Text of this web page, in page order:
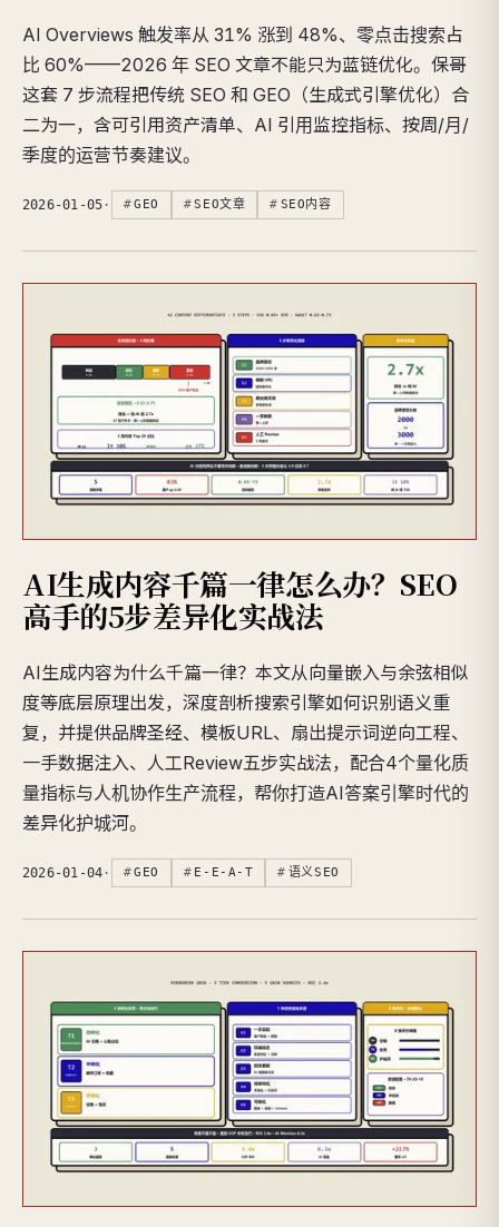
AI Overviews 触发率从 31% 涨到 48%、零点击搜索占
比 60%——2026 年 SEO 文章不能只为蓝链优化。保哥
这套 7 步流程把传统 SEO 和 GEO（生成式引擎优化）合
二为一，含可引用资产清单、AI 引用监控指标、按周/月/
季度的运营节奏建议。
2026-01-05 · GEO SEO文章 SEO内容
AI生成内容千篇一律怎么办？SEO
高手的5步差异化实战法
AI生成内容为什么千篇一律？本文从向量嵌入与余弦相似
度等底层原理出发，深度剖析搜索引擎如何识别语义重
复，并提供品牌圣经、模板URL、扇出提示词逆向工程、
一手数据注入、人工Review五步实战法，配合4个量化质
量指标与人机协作生产流程，帮你打造AI答案引擎时代的
差异化护城河。
2026-01-04 · GEO E-E-A-T 语义SEO